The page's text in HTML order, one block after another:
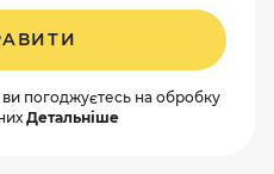
ви погоджуєтесь на обробку
Детальніше